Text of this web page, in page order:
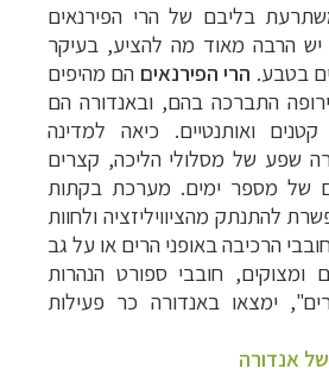
בליבם של הרי הפירנאים
יש הרבה מאוד מה להציע, בעיקר
בטבע. הרי הפירנאים הם מהיפים
התברכה בהם, ובאנדורה הם
ואותנטיים. כיאה למדינה
שפע של מסלולי הליכה, קצרים
של מספר ימים. מערכת בקתות
להתנתק מהציוויליזציה ולחוות
הרכיבה באופני הרים או על גב
ומצוקים, חובבי ספורט הנהרות
ימצאו באנדורה כר פעילות
אנדורה